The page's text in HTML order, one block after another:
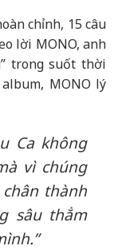
chỉnh, 15 câu
lời MONO, anh
trong suốt thời
MONO lý
Cakhông
vì chúng
thành
sâu thẳm